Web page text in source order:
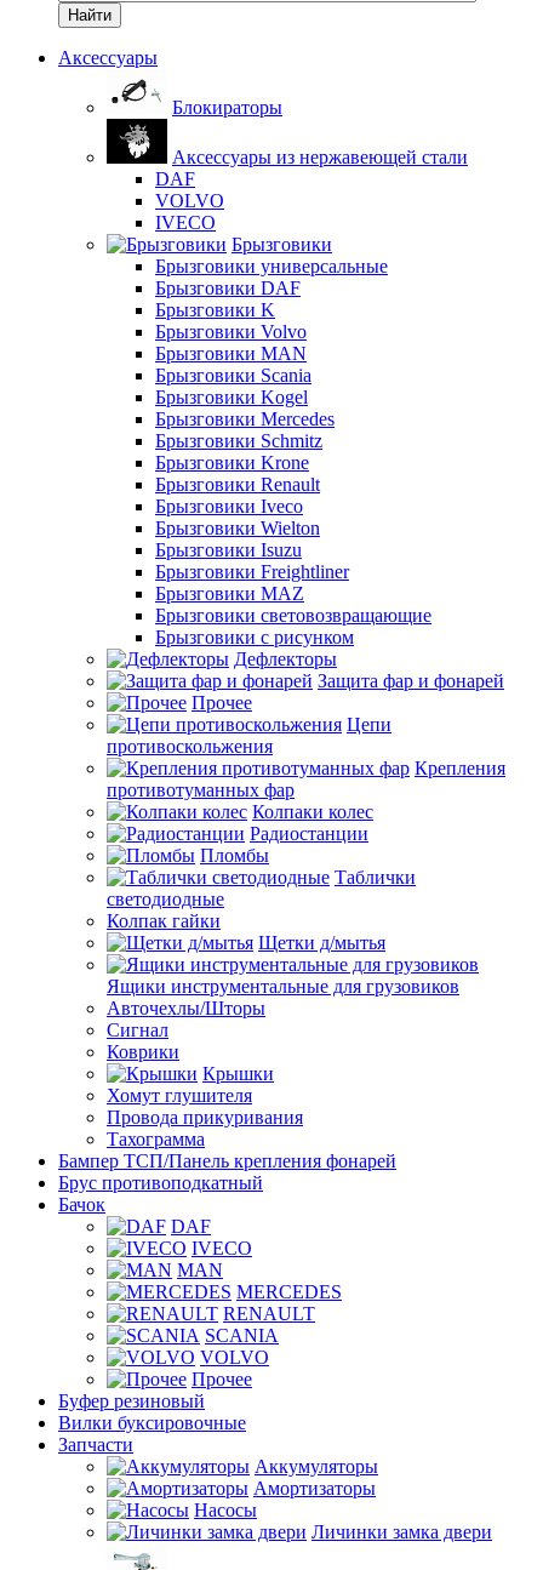
Найти
Аксессуары
Блокираторы
Аксессуары из нержавеющей стали
DAF
VOLVO
IVECO
Брызговики
Брызговики универсальные
Брызговики DAF
Брызговики K
Брызговики Volvo
Брызговики MAN
Брызговики Scania
Брызговики Kogel
Брызговики Mercedes
Брызговики Schmitz
Брызговики Krone
Брызговики Renault
Брызговики Iveco
Брызговики Wielton
Брызговики Isuzu
Брызговики Freightliner
Брызговики MAZ
Брызговики световозвращающие
Брызговики с рисунком
Дефлекторы
Защита фар и фонарей
Прочее
Цепи
противоскольжения
Крепления
противотуманных фар
Колпаки колес
Радиостанции
Пломбы
Таблички
светодиодные
Колпак гайки
Щетки д/мытья
Ящики инструментальные для грузовиков
Авточехлы/Шторы
Сигнал
Коврики
Крышки
Хомут глушителя
Провода прикуривания
Тахограмма
Бампер ТСП/Панель крепления фонарей
Брус противоподкатный
Бачок
DAF
IVECO
MAN
MERCEDES
RENAULT
SCANIA
VOLVO
Прочее
Буфер резиновый
Вилки буксировочные
Запчасти
Аккумуляторы
Амортизаторы
Насосы
Личинки замка двери